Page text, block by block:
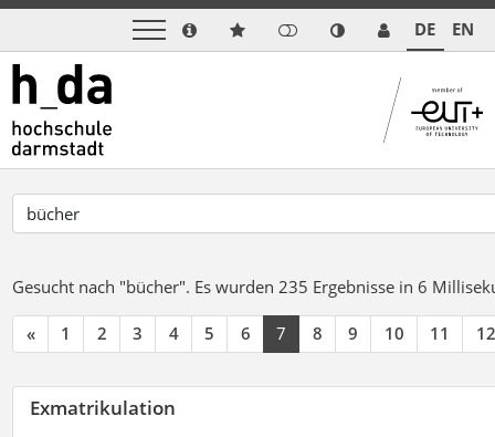
DE EN
Gesucht nach "bücher". Es wurden 235 Ergebnisse in 6
« 1 2 3 4 5 6 7 8 9 10 11 12
Exmatrikulation